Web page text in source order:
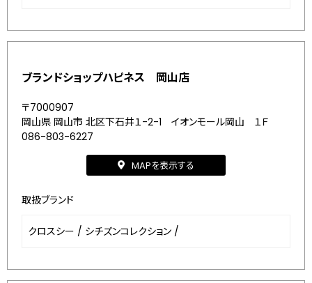
ブランドショップハピネス 岡山店
〒7000907
岡山県 岡山市 北区下石井１-2-1 イオンモール岡山 １Ｆ
086-803-6227
MAPを表示する
取扱ブランド
クロスシー / シチズンコレクション /